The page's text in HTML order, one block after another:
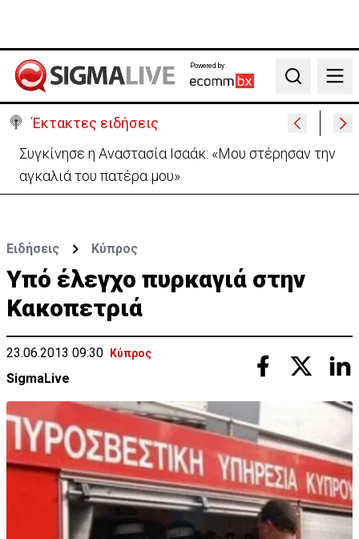
Powered by:
Search
Έκτακτες ειδήσεις
Μεγάλο πακέτο όπλων από Τουρκία προς Ουκρανία
-Κίνηση με μήνυμα προς Μόσχα;
Ειδήσεις Κύπρος
Υπό έλεγχο πυρκαγιά στην
Κακοπετριά
23.06.2013 09:30 Κύπρος
SigmaLive